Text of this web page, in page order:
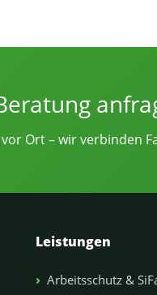
von
Ort – wir verbinden
Leistungen
Arbeitsschutz &